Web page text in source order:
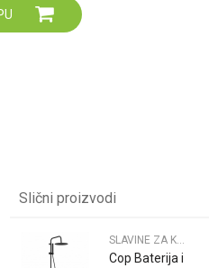
Slični proizvodi
SLAVINE ZA KADU I TUS KABINU
Cop Baterija i